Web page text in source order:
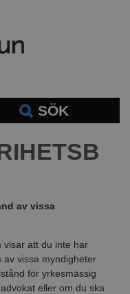
SÖK
av vissa
visar att du inte har
av vissa myndigheter
för yrkesmässig
eller om du ska